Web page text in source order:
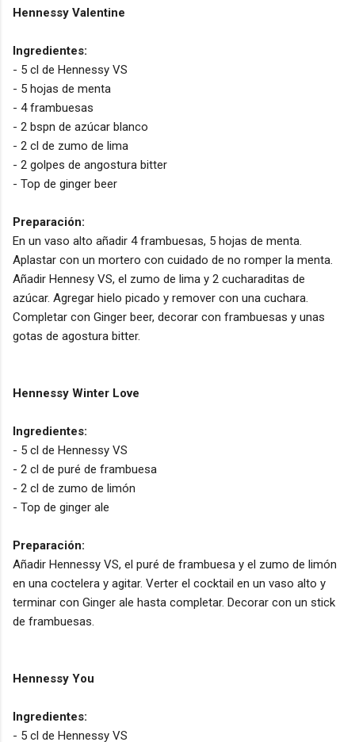
Hennessy Valentine
Ingredientes:
- 5 cl de Hennessy VS
- 5 hojas de menta
- 4 frambuesas
- 2 bspn de azúcar blanco
- 2 cl de zumo de lima
- 2 golpes de angostura bitter
- Top de ginger beer
Preparación:
En un vaso alto añadir 4 frambuesas, 5 hojas de menta.
Aplastar con un mortero con cuidado de no romper la menta.
Añadir Hennesy VS, el zumo de lima y 2 cucharaditas de
azúcar. Agregar hielo picado y remover con una cuchara.
Completar con Ginger beer, decorar con frambuesas y unas
gotas de agostura bitter.
Hennessy Winter Love
Ingredientes:
- 5 cl de Hennessy VS
- 2 cl de puré de frambuesa
- 2 cl de zumo de limón
- Top de ginger ale
Preparación:
Añadir Hennessy VS, el puré de frambuesa y el zumo de limón
en una coctelera y agitar. Verter el cocktail en un vaso alto y
terminar con Ginger ale hasta completar. Decorar con un stick
de frambuesas.
Hennessy You
Ingredientes:
- 5 cl de Hennessy VS